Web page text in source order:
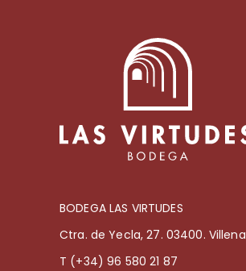
BODEGA LAS VIRTUDES
Ctra. de Yecla, 27. 03400. Villena
T (+34) 96 580 21 87